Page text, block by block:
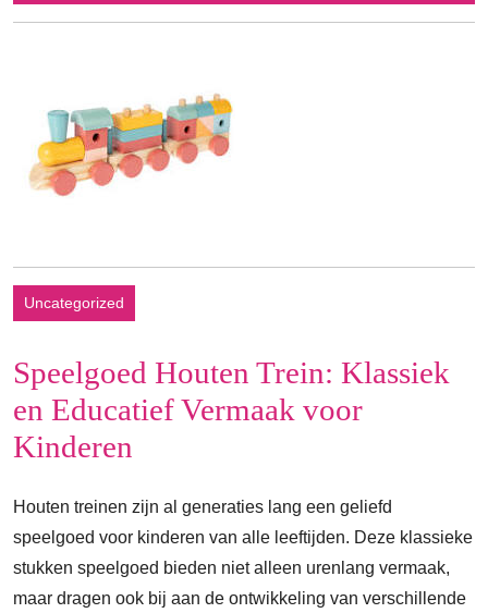
juni
Uncategorized
Speelgoed Houten Trein: Klassiek
en Educatief Vermaak voor
Kinderen
Houten treinen zijn al generaties lang een geliefd
speelgoed voor kinderen van alle leeftijden. Deze klassieke
stukken speelgoed bieden niet alleen urenlang vermaak,
maar dragen ook bij aan de ontwikkeling van verschillende